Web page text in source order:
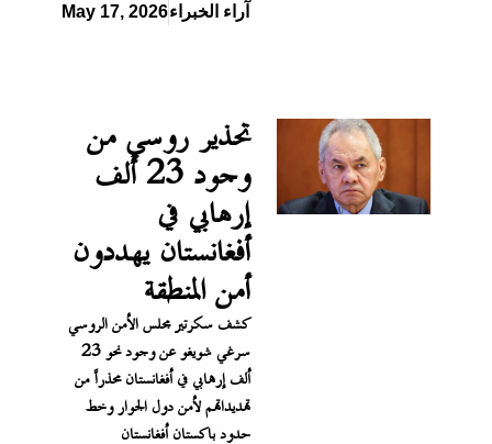
May 17, 2026آراء الخبراء
تحذير روسي من
وجود 23 ألف
إرهابي في
أفغانستان يهددون
أمن المنطقة
كشف سكرتير مجلس الأمن الروسي
سرغي شويغو عن وجود نحو 23
ألف إرهابي في أفغانستان محذراً من
تهديداتهم لأمن دول الجوار وخط
حدود باكستان أفغانستان